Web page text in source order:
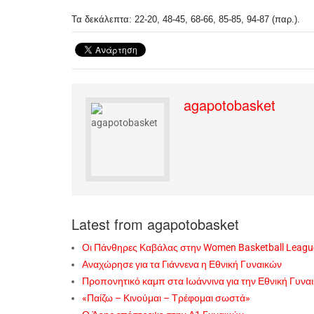
Τα δεκάλεπτα: 22-20, 48-45, 68-66, 85-85, 94-87 (παρ.).
agapotobasket
Latest from agapotobasket
Οι Πάνθηρες Καβάλας στην Women Basketball
Αναχώρησε για τα Γιάννενα η Εθνική Γυναικών
Προπονητικό καμπ στα Ιωάννινα για την Εθνική
«Παίζω – Κινούμαι – Τρέφομαι σωστά»